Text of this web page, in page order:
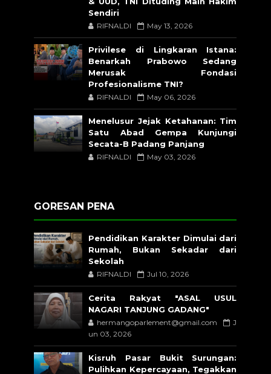
Sendiri
RIFNALDI May 13, 2026
Privilese di Lingkaran Istana:
Benarkah Prabowo Sedang
Merusak Fondasi
Profesionalisme TNI?
RIFNALDI May 06, 2026
Menelusur Jejak Ketahanan: Tim
Satu Abad Gempa Kunjungi
Secata-B Padang Panjang
RIFNALDI May 03, 2026
GORESAN PENA
Pendidikan Karakter Dimulai dari
Rumah, Bukan Sekadar dari
Sekolah
RIFNALDI Jul 10, 2026
Cerita Rakyat "ASAL USUL
NAGARI TANJUNG GADANG"
hermangoparlement@gmail.com
J
un 03, 2026
Kisruh Pasar Bukit Surungan:
Pulihkan Kepercayaan, Tegakkan